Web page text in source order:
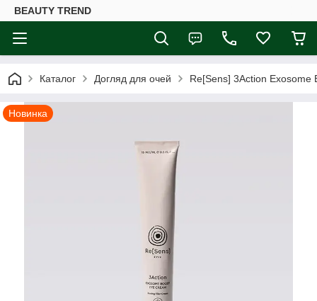
BEAUTY TREND
Каталог Догляд для очей Re[Sens] 3Action Exosome
Новинка